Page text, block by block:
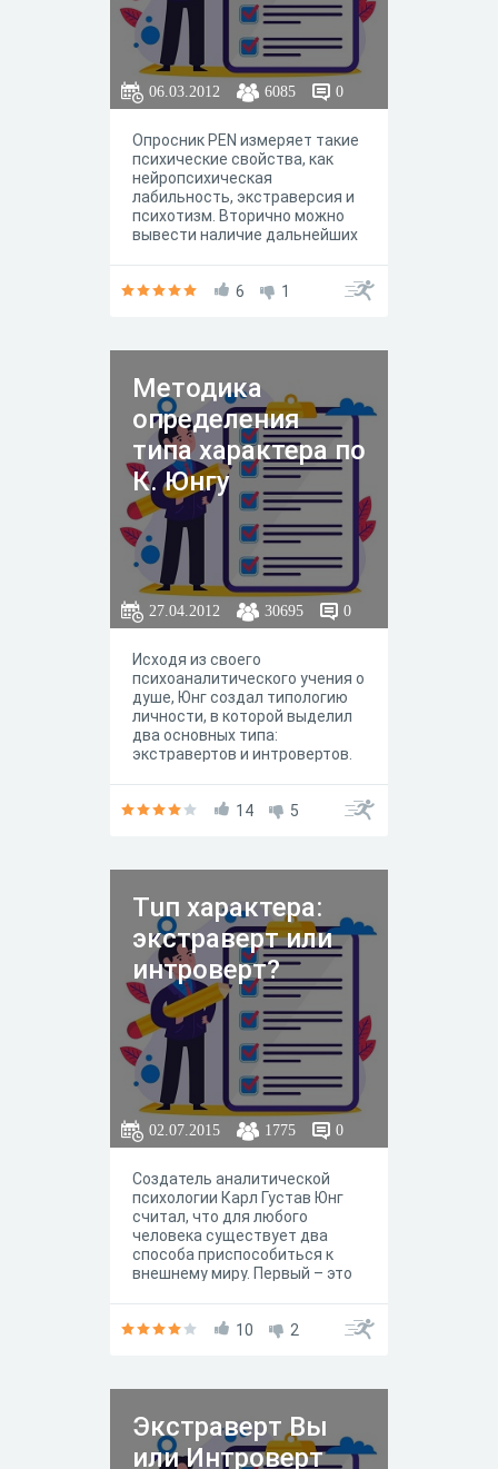
06.03.2012 6085 0
Опросник PEN измеряет такие
психические свойства, как
нейропсихическая
лабильность, экстраверсия и
психотизм. Вторично можно
вывести наличие дальнейших
стабильность и отнесение
сангвиник, флегматик,
показывает связь между
этими четырьмя типами
темпераментов и
результатами факторно-
аналитического описания
личности. Время ответов не
ограничивается, хотя не
рекомендуется затягивать
процедуру обследования.
6 1
Методика
определения
типа характера по
К. Юнгу
27.04.2012 30695 0
Исходя из своего
психоаналитического учения о
душе, Юнг создал типологию
личности, в которой выделил
два основных типа:
экстравертов и интровертов.
каждом человеке. Определить
выявления превалирующей
сторон – экстраверсии или
интроверсии. В том случае,
если соотношение
экстраверсии и интроверсии у
человека примерно
одинаковое, то его относят к
амбивертам. Узнайте, к какому
типу личности относитесь Вы!
14 5
Тuп характера:
экстраверт или
интроверт?
02.07.2015 1775 0
Создатель аналитической
психологии Карл Густав Юнг
считал, что для любого
человека существует два
способа приспособиться к
внешнему миру. Первый – это
расширении контактов и
пытающиеся взять от жизни
от них интроверты мало
контактны, они ограничивают
общение с другими людьми,
10 2
Экстраверт Вы
или Интроверт